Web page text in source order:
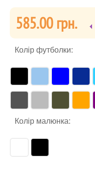
585.00 гpн.
Колір футболки:
Колір малюнка: